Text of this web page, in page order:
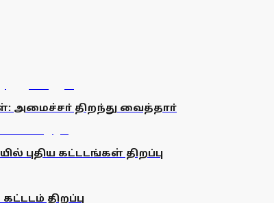
அமைச்சா் திறந்து வைத்தாா்
புதிய கட்டடங்கள் திறப்பு
திறப்பு